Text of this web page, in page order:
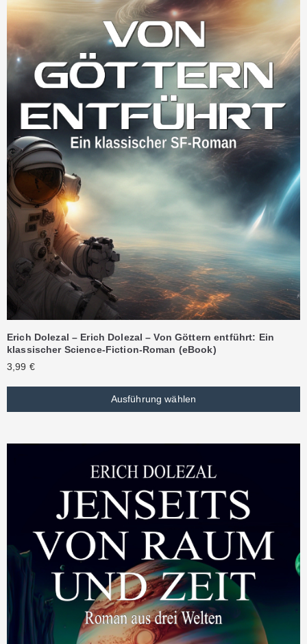
Erich Dolezal – Erich Dolezal – Von Göttern entführt: Ein
klassischer Science-Fiction-Roman (eBook)
3,99 €
Ausführung wählen